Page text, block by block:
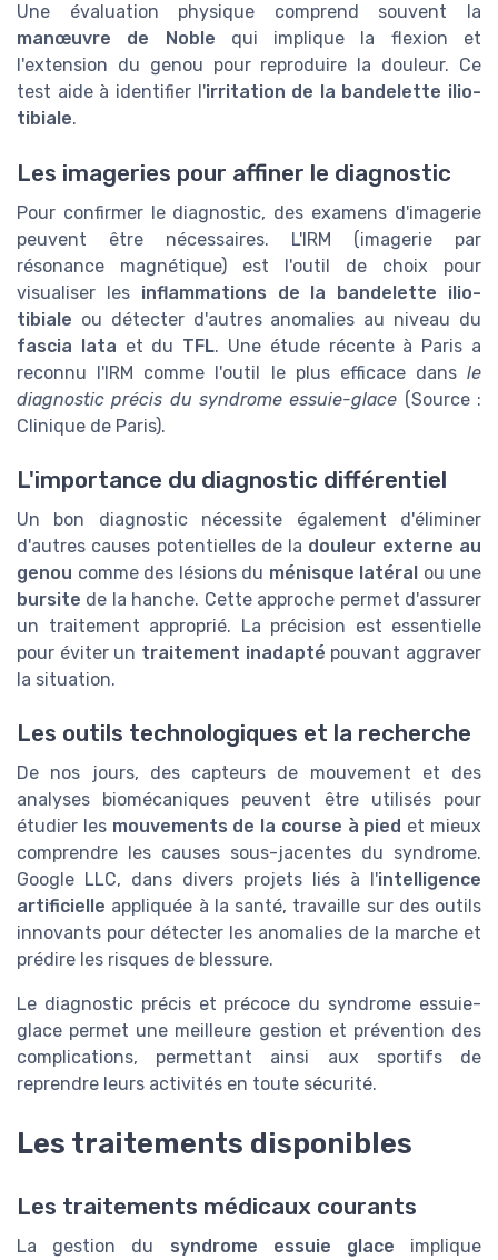
Une évaluation physique comprend souvent la
manœuvre de Noble qui implique la flexion et
l'extension du genou pour reproduire la douleur. Ce
test aide à identifier l'irritation de la bandelette ilio-
tibiale.
Les imageries pour affiner le diagnostic
Pour confirmer le diagnostic, des examens d'imagerie
peuvent être nécessaires. L'IRM (imagerie par
résonance magnétique) est l'outil de choix pour
visualiser les inflammations de la bandelette ilio-
tibiale ou détecter d'autres anomalies au niveau du
fascia lata et du TFL. Une étude récente à Paris a
reconnu l'IRM comme l'outil le plus efficace dans le
diagnostic précis du syndrome essuie-glace (Source :
Clinique de Paris).
L'importance du diagnostic différentiel
Un bon diagnostic nécessite également d'éliminer
d'autres causes potentielles de la douleur externe au
genou comme des lésions du ménisque latéral ou une
bursite de la hanche. Cette approche permet d'assurer
un traitement approprié. La précision est essentielle
pour éviter un traitement inadapté pouvant aggraver
la situation.
Les outils technologiques et la recherche
De nos jours, des capteurs de mouvement et des
analyses biomécaniques peuvent être utilisés pour
étudier les mouvements de la course à pied et mieux
comprendre les causes sous-jacentes du syndrome.
Google LLC, dans divers projets liés à l'intelligence
artificielle appliquée à la santé, travaille sur des outils
innovants pour détecter les anomalies de la marche et
prédire les risques de blessure.
Le diagnostic précis et précoce du syndrome essuie-
glace permet une meilleure gestion et prévention des
complications, permettant ainsi aux sportifs de
reprendre leurs activités en toute sécurité.
Les traitements disponibles
Les traitements médicaux courants
La gestion du syndrome essuie glace implique